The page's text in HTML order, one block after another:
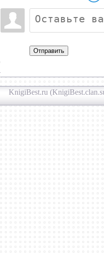
Отправить
KnigiBest.ru